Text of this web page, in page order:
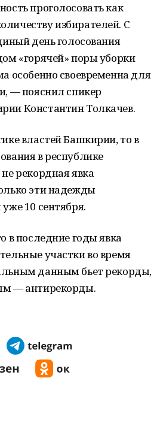
проголосовать как
избирателей. С
день голосования
«горячей» поры уборки
особенно своевременна для
— пояснил спикер
Константин Толкачев.
властей Башкирии, то в
в республике
рекордная явка
эти надежды
10 сентября.
в последние годы явка
участки во время
данным бьет рекорды,
— антирекорды.